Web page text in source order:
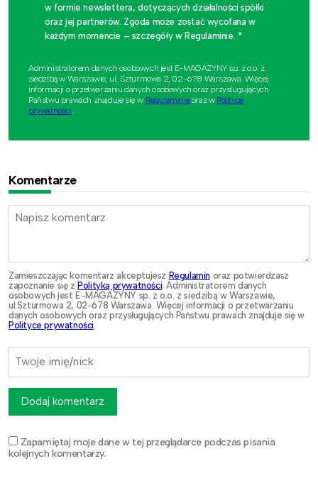
w formie newslettera, dotyczących działalności spółki
oraz jej partnerów. Zgoda może zostać wycofana w
każdym momencie – szczegóły w Regulaminie. *
Administratorem danych osobowych jest E-MAGAZYNY sp. z o.o. z
siedzibą w Warszawie, ul. Szturmowa 2, 02-678 Warszawa. Więcej
informacji o przetwarzaniu danych osobowych oraz przysługujących
Państwu prawach znajduje się w Regulaminieoraz w Polityce
prywatności.
Komentarze
Zamieszczając komentarz akceptujesz Regulamin oraz potwierdzasz
zapoznanie się zPolityką prywatności . Administratorem danych
osobowych jest E-MAGAZYNY sp. z o.o. z siedzibą w Warszawie,
ul.Szturmowa 2, 02-678 Warszawa. Więcej informacji o przetwarzaniu
danych osobowych oraz przysługujących Państwu prawach znajduje się w
Polityce prywatności
Zapamiętaj moje dane w tej przeglądarce podczas pisania
kolejnych komentarzy.
Dodaj komentarz